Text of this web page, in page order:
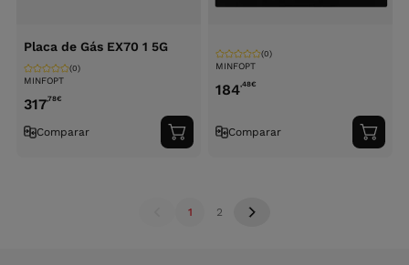
Placa de Gás EX70 1 5G
MINFOPT
(0)
317,78€
Comparar
Adicionar
ao
MINFOPT
(0)
184,48€
Comparar
ao
1 2